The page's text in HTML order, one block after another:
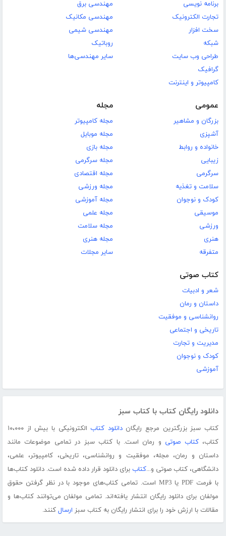
برنامه نویسی
تجارت الکترونیک
سخت افزار
شبکه
طراحی وب سایت
گرافیک
کامپیوتر و اینترنت
مهندسی برق
مهندسی مکانیک
مهندسی شیمی
روباتیک
سایر مهندسی‌ها
عمومی
بزرگان و مشاهیر
آشپزی
خانواده و روابط
زیبایی
سرگرمی
سلامت و تغذیه
کودک و نوجوان
موسیقی
ورزشی
هنری
متفرقه
مجله
مجله کامپیوتر
مجله موبایل
مجله بازی
مجله سرگرمی
مجله اقتصادی
مجله ورزشی
مجله آموزشی
مجله علمی
مجله سلامت
مجله هنری
سایر مجلات
کتاب صوتی
شعر و ادبیات
داستان و رمان
روانشناسی و موفقیت
تاریخی و اجتماعی
مدیریت و تجارت
کودک و نوجوان
آموزشی
دانلود رایگان کتاب با کتاب سبز
کتاب سبز بزرگترین مرجع رایگاندانلود کتاب
الکترونیکی با بیش از ۱۰،۰۰۰
کتاب،کتاب صوتی و رمان است. با کتاب سبز در تمامی موضوعات مانند
داستان و رمان، مجله، موفقیت و روانشناسی، تاریخی، کامپیوتر، علمی،
دانشگاهی، کتاب صوتی و...کتاب برای دانلود قرار داده شده است. دانلود کتاب‌ها
با فرمت PDF یا MP3 است. تمامی کتاب‌های موجود با در نظر گرفتن حقوق
مولفان برای دانلود رایگان انتشار یافته‌اند. تمامی مولفان می‌توانند کتاب‌ها و
مقالات با ارزش خود را برای انتشار رایگان به کتاب سبز ارسال کنند.